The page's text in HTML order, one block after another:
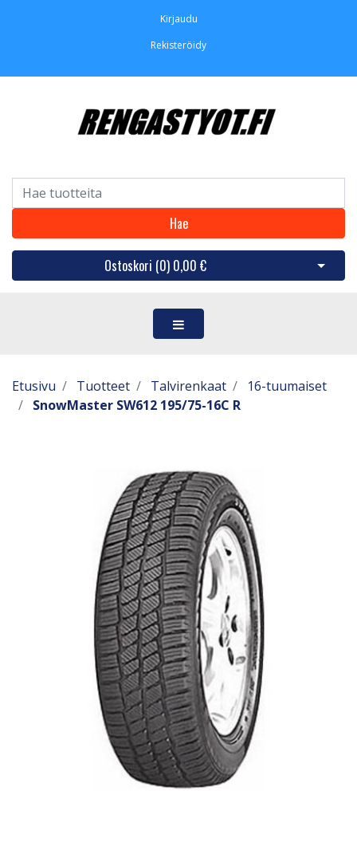
Kirjaudu
Rekisteröidy
Hae
Ostoskori (0) 0,00 € Avaa
Etusivu Tuotteet Talvirenkaat
16-tuumaiset
SnowMaster SW612 195/75-16C R